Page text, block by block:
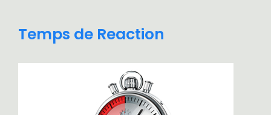
Temps de Reaction